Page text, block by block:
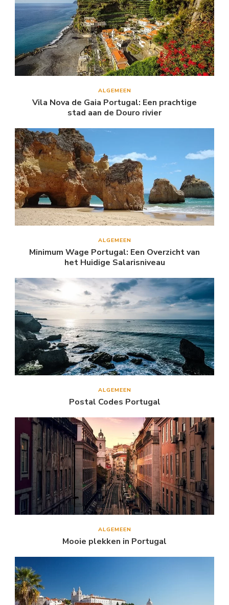
ALGEMEEN
Vila Nova de Gaia Portugal: Een prachtige
stad aan de Douro rivier
ALGEMEEN
Minimum Wage Portugal: Een Overzicht van
het Huidige Salarisniveau
ALGEMEEN
Postal Codes Portugal
ALGEMEEN
Mooie plekken in Portugal